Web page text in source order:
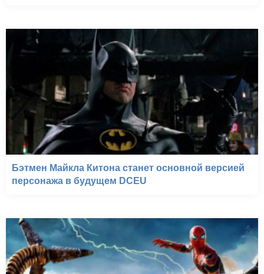
Бэтмен Майкла Китона станет основной версией
персонажа в будущем DCEU